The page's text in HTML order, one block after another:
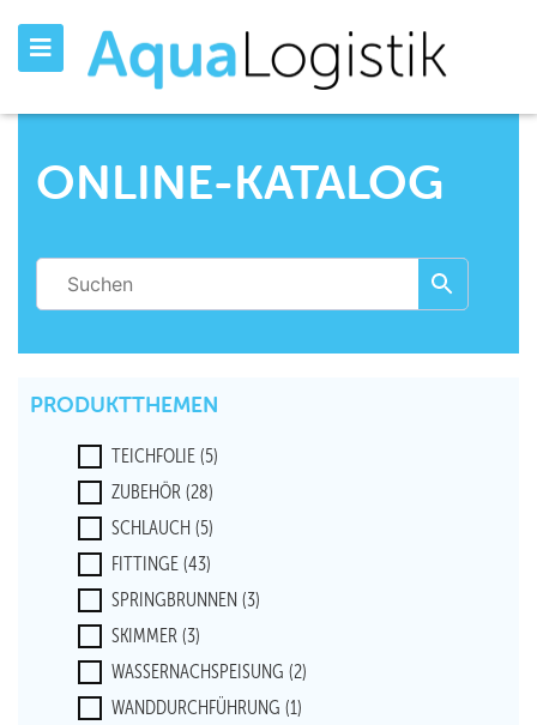
ONLINE-KATALOG
PRODUKTTHEMEN
TEICHFOLIE (5)
ZUBEHÖR (28)
SCHLAUCH (5)
FITTINGE (43)
SPRINGBRUNNEN (3)
SKIMMER (3)
WASSERNACHSPEISUNG (2)
WANDDURCHFÜHRUNG (1)